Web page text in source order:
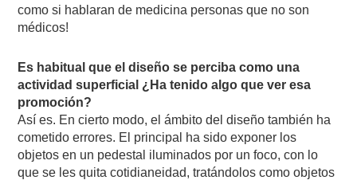
como si hablaran de medicina personas que no son
médicos!
Es habitual que el diseño se perciba como una
actividad superficial ¿Ha tenido algo que ver esa
promoción?
Así es. En cierto modo, el ámbito del diseño también ha
cometido errores. El principal ha sido exponer los
objetos en un pedestal iluminados por un foco, con lo
que se les quita cotidianeidad, tratándolos como objetos